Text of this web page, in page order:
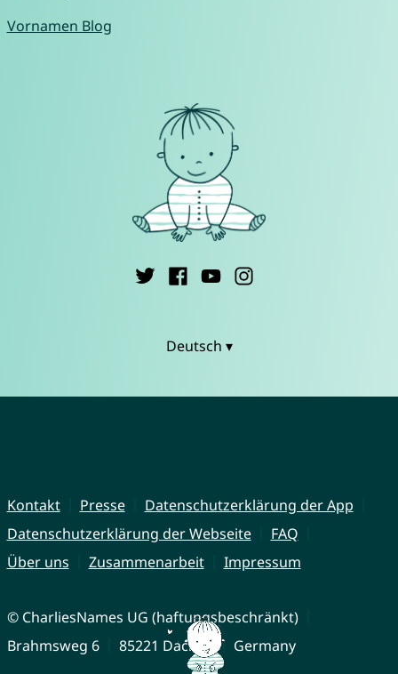
Vornamen Blog
Deutsch ▾
Kontakt Presse
Datenschutzerklärung der App
Datenschutzerklärung der Webseite
FAQ
Über uns
Zusammenarbeit Impressum
© CharliesNames UG (haftungsbeschränkt)
Brahmsweg 6
85221 Dachau Germany